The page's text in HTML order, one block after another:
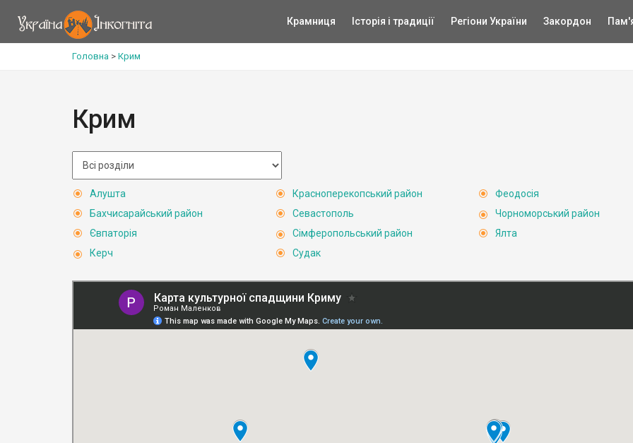
Крамниця Історія і традиції Регіони України Закордон
Головна > Крим
Крим
Алушта
Бахчисарайський район
Євпаторія
Керч
Красноперекопський район
Севастополь
Сімферопольський район
Судак
Феодосія
Чорноморський район
Ялта